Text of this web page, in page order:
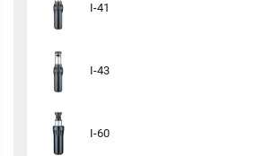
I-41
I-43
I-60